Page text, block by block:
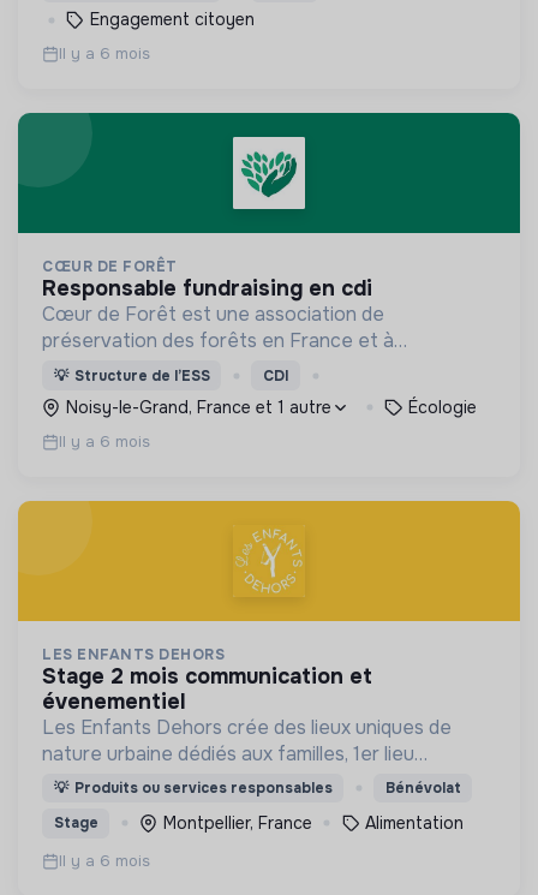
Engagement citoyen
Il y a 6 mois
CŒUR DE FORÊT
responsable fundraising en cdi
Cœur de Forêt est une association de
préservation des forêts en France et à
l’international, qui agit depuis 2005 sur les causes
de la déforestation et de la dégradation des
forêts.
💡 Structure de l’ESS CDI
Noisy-le-Grand, France et 1 autre Écologie
Il y a 6 mois
LES ENFANTS DEHORS
stage 2 mois communication et
évenementiel
Les Enfants Dehors crée des lieux uniques de
nature urbaine dédiés aux familles, 1er lieu
Montpellier 2023.
💡 Produits ou services responsables
Bénévolat
Stage
Montpellier, France Alimentation
Il y a 6 mois